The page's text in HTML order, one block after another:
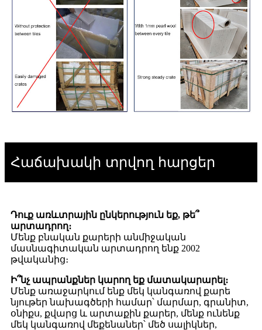
Հաճախակի տրվող հարցեր
Դուք առևտրային ընկերություն եք, թե՞
արտադրող։
Մենք բնական քարերի անմիջական
մասնագիտական ​​​​արտադրող ենք 2002
թվականից։
Ի՞նչ ապրանքներ կարող եք մատակարարել։
Մենք առաջարկում ենք մեկ կանգառով քարե
նյութեր նախագծերի համար՝ մարմար, գրանիտ,
օնիքս, քվարց և արտաքին քարեր, մենք ունենք
մեկ կանգառով մեքենաներ՝ մեծ սալիկներ,